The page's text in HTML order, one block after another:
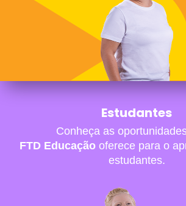
Estudantes
Conheça as
FTD Educação oferece para o
estudantes.